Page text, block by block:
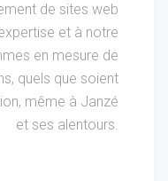
de sites web
et à notre
en mesure de
quels que soient
même à Janzé
et ses alentours.